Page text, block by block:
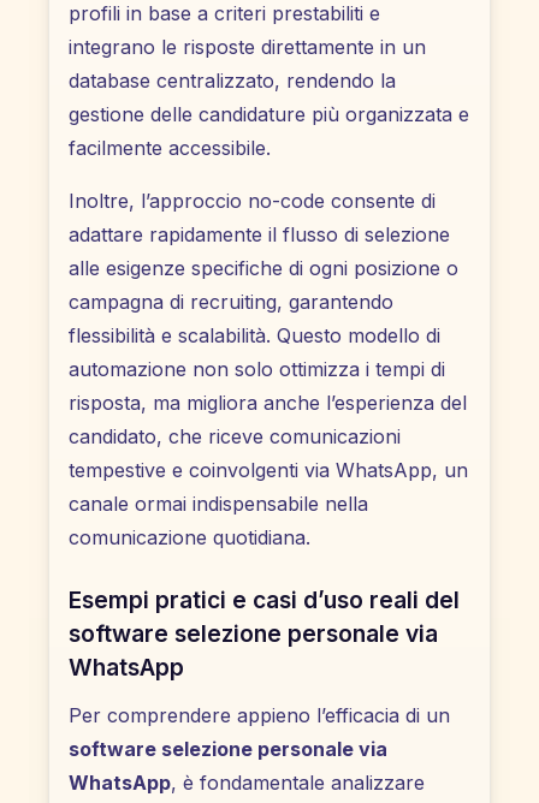
profili in base a criteri prestabiliti e
integrano le risposte direttamente in un
database centralizzato, rendendo la
gestione delle candidature più organizzata e
facilmente accessibile.
Inoltre, l’approccio no-code consente di
adattare rapidamente il flusso di selezione
alle esigenze specifiche di ogni posizione o
campagna di recruiting, garantendo
flessibilità e scalabilità. Questo modello di
automazione non solo ottimizza i tempi di
risposta, ma migliora anche l’esperienza del
candidato, che riceve comunicazioni
tempestive e coinvolgenti via WhatsApp, un
canale ormai indispensabile nella
comunicazione quotidiana.
Esempi pratici e casi d’uso reali del
software selezione personale via
WhatsApp
Per comprendere appieno l’efficacia di un
software selezione personale via
WhatsApp, è fondamentale analizzare